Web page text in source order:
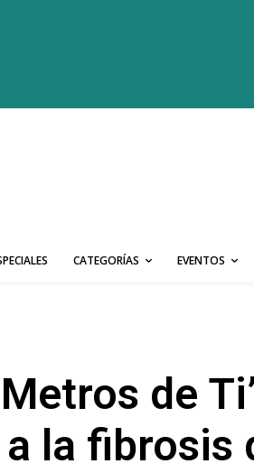
CATEGORÍAS EVENTOS
de
la fibrosis